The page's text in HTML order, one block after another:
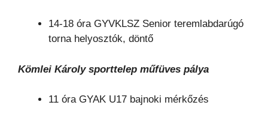
14-18 óra GYVKLSZ Senior teremlabdarúgó
torna helyosztók, döntő
Kömlei Károly sporttelep műfüves pálya
11 óra GYAK U17 bajnoki mérkőzés